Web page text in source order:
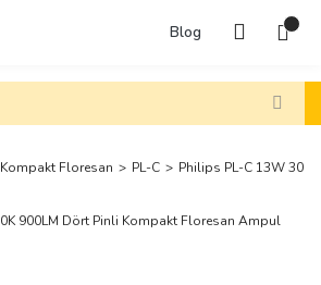
Blog
Kompakt Floresan PL-C Philips PL-C 13W